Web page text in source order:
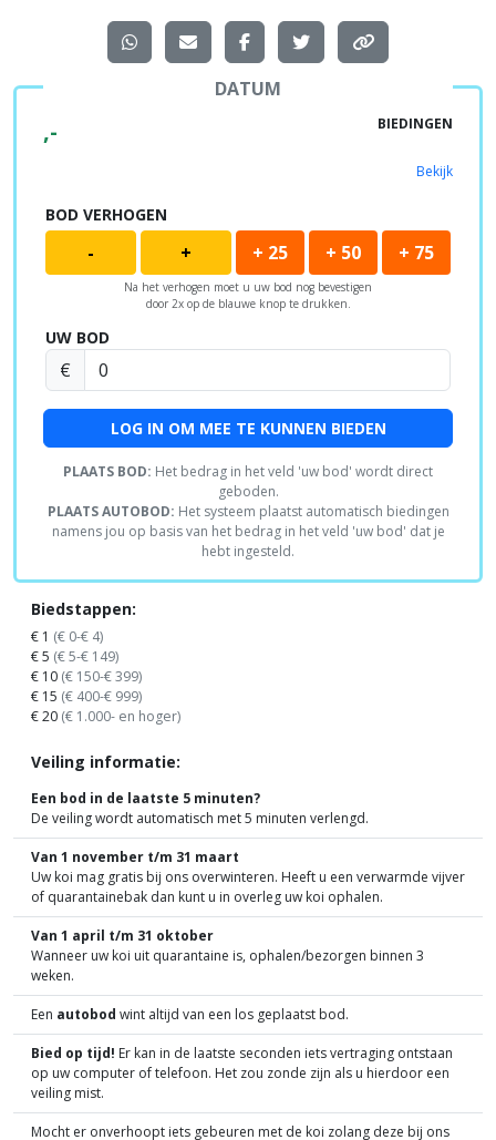
DATUM
,- BIEDINGEN
Bekijk
BOD VERHOGEN
- + + 25 + 50 + 75
Na het verhogen moet u uw bod nog bevestigen
door 2x op de blauwe knop te drukken.
UW BOD
€
LOG IN OM MEE TE KUNNEN BIEDEN
PLAATS BOD: Het bedrag in het veld 'uw bod' wordt direct
geboden.
PLAATS AUTOBOD: Het systeem plaatst automatisch biedingen
namens jou op basis van het bedrag in het veld 'uw bod' dat je
hebt ingesteld.
Biedstappen:
€ 1 (€ 0-€ 4)
€ 5 (€ 5-€ 149)
€ 10 (€ 150-€ 399)
€ 15 (€ 400-€ 999)
€ 20 (€ 1.000- en hoger)
Veiling informatie:
Een bod in de laatste 5 minuten?
De veiling wordt automatisch met 5 minuten verlengd.
Van 1 november t/m 31 maart
Uw koi mag gratis bij ons overwinteren. Heeft u een verwarmde vijver
of quarantainebak dan kunt u in overleg uw koi ophalen.
Van 1 april t/m 31 oktober
Wanneer uw koi uit quarantaine is, ophalen/bezorgen binnen 3
weken.
Een autobod wint altijd van een los geplaatst bod.
Bied op tijd! Er kan in de laatste seconden iets vertraging ontstaan
op uw computer of telefoon. Het zou zonde zijn als u hierdoor een
veiling mist.
Mocht er onverhoopt iets gebeuren met de koi zolang deze bij ons